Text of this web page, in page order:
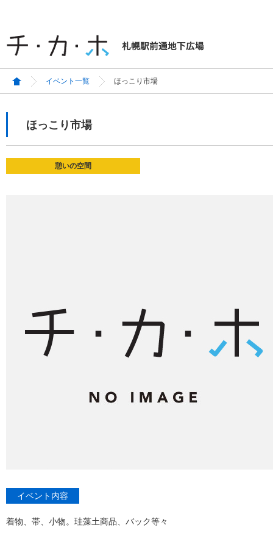
イベント一覧 ほっこり市場
ほっこり市場
憩いの空間
イベント内容
着物、帯、小物。珪藻土商品、バック等々